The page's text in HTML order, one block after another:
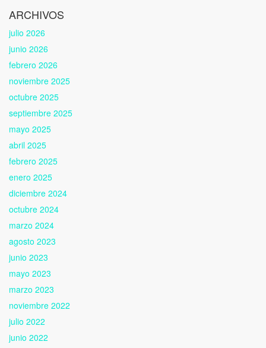
ARCHIVOS
julio 2026
junio 2026
febrero 2026
noviembre 2025
octubre 2025
septiembre 2025
mayo 2025
abril 2025
febrero 2025
enero 2025
diciembre 2024
octubre 2024
marzo 2024
agosto 2023
junio 2023
mayo 2023
marzo 2023
noviembre 2022
julio 2022
junio 2022